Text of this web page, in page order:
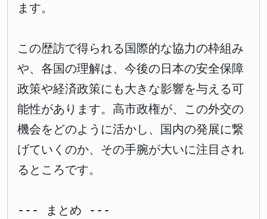
ます。
この歴訪で得られる国際的な協力の枠組み
や、各国の理解は、今後の日本の安全保障
政策や経済政策にも大きな影響を与える可
能性があります。高市政権が、この外交の
機会をどのように活かし、国内の発展に繋
げていくのか、その手腕が大いに注目され
るところです。
--- まとめ ---